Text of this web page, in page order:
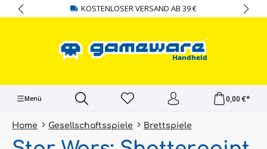
springen KOSTENLOSER VERSAND AB 39 €
Menü 0,00 €*
Home Gesellschaftsspiele Brettspiele